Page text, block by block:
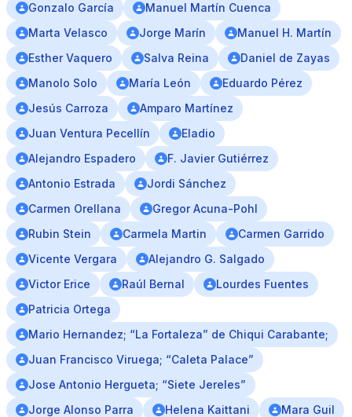
Gonzalo García
Manuel Martín Cuenca
Marta Velasco
Jorge Marín
Manuel H. Martín
Esther Vaquero
Salva Reina
Daniel de Zayas
Manolo Solo
María León
Eduardo Pérez
Jesús Carroza
Amparo Martínez
Juan Ventura Pecellín
Eladio
Alejandro Espadero
F. Javier Gutiérrez
Antonio Estrada
Jordi Sánchez
Carmen Orellana
Gregor Acuna-Pohl
Rubin Stein
Carmela Martin
Carmen Garrido
Vicente Vergara
Alejandro G. Salgado
Victor Erice
Raúl Bernal
Lourdes Fuentes
Patricia Ortega
Mario Hernandez; “La Fortaleza” de Chiqui Carabante;
Juan Francisco Viruega; “Caleta Palace”
Jose Antonio Hergueta; “Siete Jereles”
Jorge Alonso Parra
Helena Kaittani
Mara Guil